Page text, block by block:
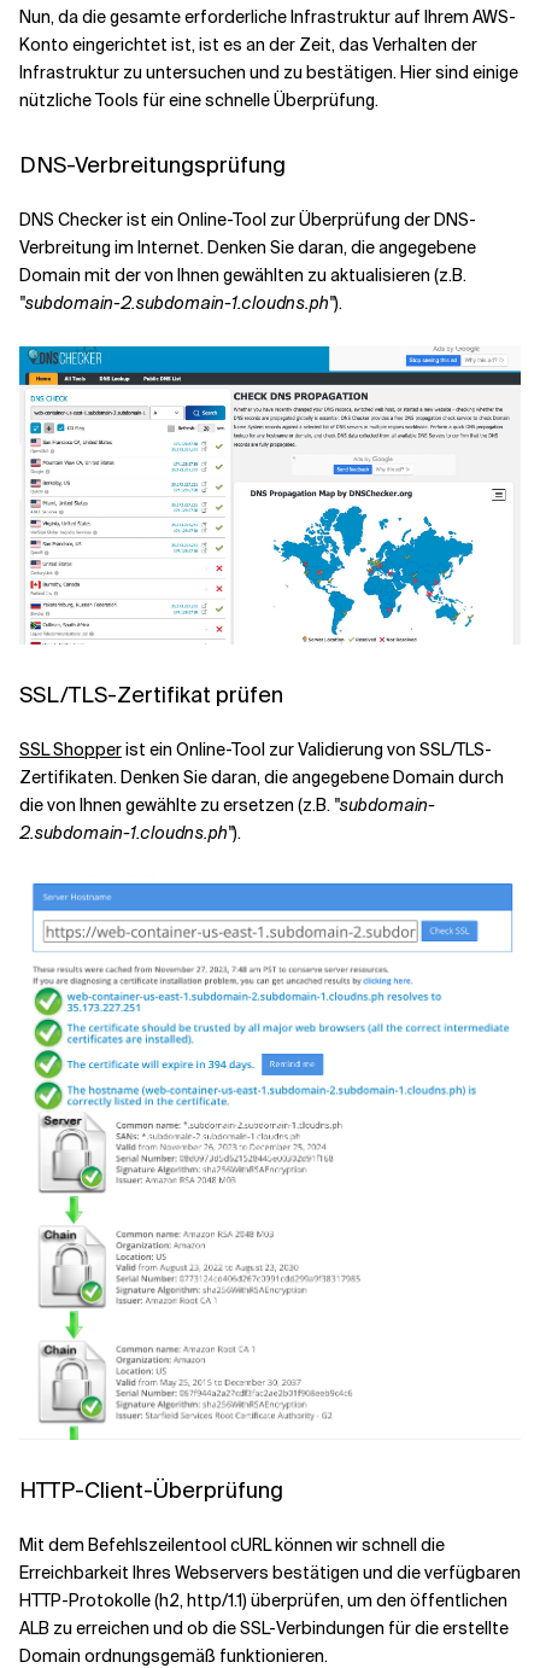
Nun, da die gesamte erforderliche Infrastruktur auf Ihrem AWS-
Konto eingerichtet ist, ist es an der Zeit, das Verhalten der
Infrastruktur zu untersuchen und zu bestätigen. Hier sind einige
nützliche Tools für eine schnelle Überprüfung.
DNS-Verbreitungsprüfung
DNS Checker ist ein Online-Tool zur Überprüfung der DNS-
Verbreitung im Internet. Denken Sie daran, die angegebene
Domain mit der von Ihnen gewählten zu aktualisieren (z.B.
"subdomain-2.subdomain-1.cloudns.ph").
SSL/TLS-Zertifikat prüfen
SSL Shopperist ein Online-Tool zur Validierung von SSL/TLS-
Zertifikaten. Denken Sie daran, die angegebene Domain durch
die von Ihnen gewählte zu ersetzen (z.B. "subdomain-
2.subdomain-1.cloudns.ph").
HTTP-Client-Überprüfung
Mit dem Befehlszeilentool cURL können wir schnell die
Erreichbarkeit Ihres Webservers bestätigen und die verfügbaren
HTTP-Protokolle (h2, http/1.1) überprüfen, um den öffentlichen
ALB zu erreichen und ob die SSL-Verbindungen für die erstellte
Domain ordnungsgemäß funktionieren.